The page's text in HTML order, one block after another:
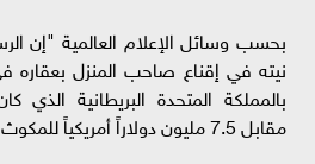
بحسب وسائل الإعلام العالمية "إن
نيته في إقناع صاحب المنزل بعقاره
بالمملكة المتحدة البريطانية
مقابل 7.5 مليون دولاراً أمريكياً للمكوث مع أطفاله هناك.